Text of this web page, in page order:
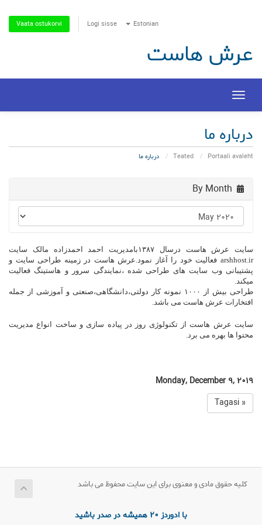
Estonian
Logi sisse
Vaata ostukorvi
عرش هاست
Toggle
navigation
درباره ما
Portaali avaleht
Teated درباره ما
سایت عرش هاست درسال ۱۳۸۷بامدیریت احمد احمدزاده مالک سایت
arshhost.ir فعالیت خود را آغاز نمود.عرش هاست در زمینه طراحی سایت و
پشتیبانی وب سایت های طراحی شده ،نمایندگی سرور و هاستینگ فعالیت
میکند.
طراحی بیش از ۱۰۰۰ نمونه کار دولتی،دانشگاهی،صنعتی و آموزشی از جمله
افتخارات عرش هاست می باشد.
سایت عرش هاست از تکنولوژی روز در پیاده سازی و ساخت انواع مدیریت
محتوا ها بهره می برد.
Monday, December 9, 2019
« Tagasi
کلیه حقوق مادی و معنوی برای این سایت محفوظ می باشد
با ادوردز 20 همیشه در صدر باشید